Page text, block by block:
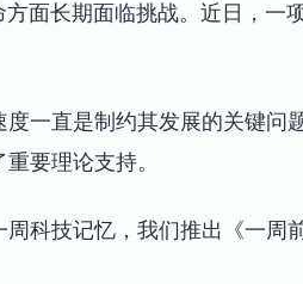
面长期面临挑战。近日，一
一直是制约其发展的关键问
要理论支持。
科技记忆，我们推出《一周